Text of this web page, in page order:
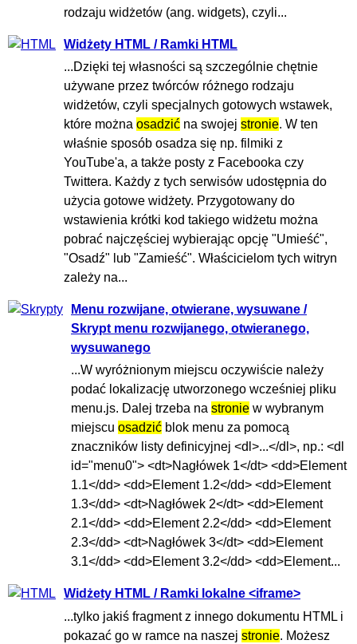
rodzaju widżetów (ang. widgets), czyli...
Widżety HTML / Ramki HTML
...Dzięki tej własności są szczególnie chętnie
używane przez twórców różnego rodzaju
widżetów, czyli specjalnych gotowych wstawek,
które można osadzić na swojej stronie. W ten
właśnie sposób osadza się np. filmiki z
YouTube'a, a także posty z Facebooka czy
Twittera. Każdy z tych serwisów udostępnia do
użycia gotowe widżety. Przygotowany do
wstawienia krótki kod takiego widżetu można
pobrać najczęściej wybierając opcję "Umieść",
"Osadź" lub "Zamieść". Właścicielom tych witryn
zależy na...
Menu rozwijane, otwierane, wysuwane /
Skrypt menu rozwijanego, otwieranego,
wysuwanego
...W wyróżnionym miejscu oczywiście należy
podać lokalizację utworzonego wcześniej pliku
menu.js. Dalej trzeba na stronie w wybranym
miejscu osadzić blok menu za pomocą
znaczników listy definicyjnej <dl>...</dl>, np.: <dl
id="menu0"> <dt>Nagłówek 1</dt> <dd>Element
1.1</dd> <dd>Element 1.2</dd> <dd>Element
1.3</dd> <dt>Nagłówek 2</dt> <dd>Element
2.1</dd> <dd>Element 2.2</dd> <dd>Element
2.3</dd> <dt>Nagłówek 3</dt> <dd>Element
3.1</dd> <dd>Element 3.2</dd> <dd>Element...
Widżety HTML / Ramki lokalne <iframe>
...tylko jakiś fragment z innego dokumentu HTML i
pokazać go w ramce na naszej stronie. Możesz